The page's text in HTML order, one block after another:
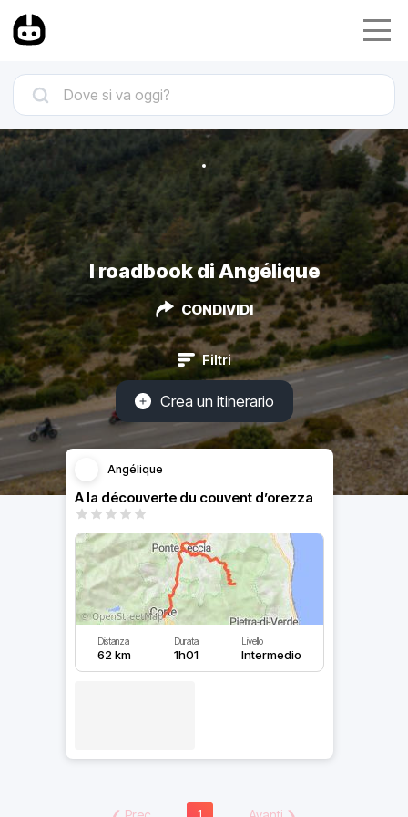
I roadbook di Angélique
CONDIVIDI
Filtri
Crea un itinerario
Angélique
A la découverte du couvent d’orezza
Distanza
62 km
Durata
1h01
Livello
Intermedio